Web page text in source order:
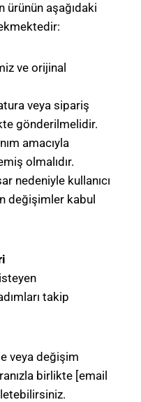
ürünün aşağıdaki
ve orijinal
veya sipariş
gönderilmelidir.
amacıyla
olmalıdır.
nedeniyle kullanıcı
değişimler kabul
takip
veya değişim
birlikte [email